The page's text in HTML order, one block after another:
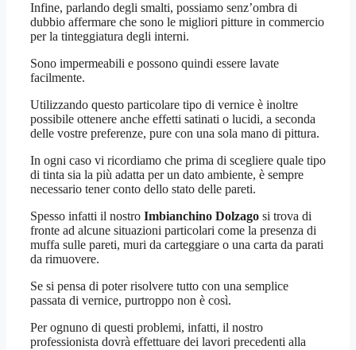
Infine, parlando degli smalti, possiamo senz’ombra di
dubbio affermare che sono le migliori pitture in commercio
per la tinteggiatura degli interni.
Sono impermeabili e possono quindi essere lavate
facilmente.
Utilizzando questo particolare tipo di vernice è inoltre
possibile ottenere anche effetti satinati o lucidi, a seconda
delle vostre preferenze, pure con una sola mano di pittura.
In ogni caso vi ricordiamo che prima di scegliere quale tipo
di tinta sia la più adatta per un dato ambiente, è sempre
necessario tener conto dello stato delle pareti.
Spesso infatti il nostro Imbianchino Dolzago si trova di
fronte ad alcune situazioni particolari come la presenza di
muffa sulle pareti, muri da carteggiare o una carta da parati
da rimuovere.
Se si pensa di poter risolvere tutto con una semplice
passata di vernice, purtroppo non è così.
Per ognuno di questi problemi, infatti, il nostro
professionista dovrà effettuare dei lavori precedenti alla